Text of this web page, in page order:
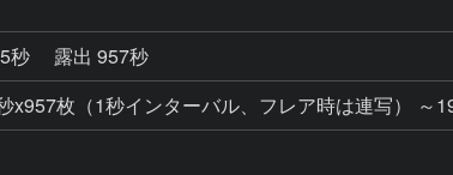
秒
露出 957秒
x957枚（1秒インターバル、フレア時は連写） ～